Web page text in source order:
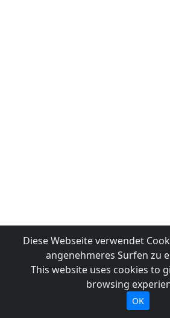
Diese Webseite verwendet
angenehmeres Surfen zu
This website uses cookies to
browsing
OK